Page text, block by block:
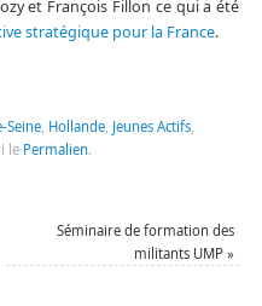
et François Fillon ce qui a été
stratégique pour la France.
Seine, Hollande, Jeunes Actifs,
le Permalien.
Séminaire de formation des
militants UMP»